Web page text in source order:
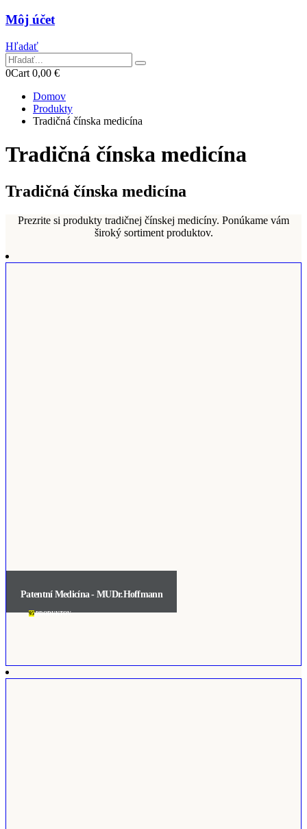
Môj účet
Hľadať
0Cart 0,00 €
Domov
Produkty
Tradičná čínska medicína
Tradičná čínska medicína
Tradičná čínska medicína
Prezrite si produkty tradičnej čínskej medicíny. Ponúkame vám
široký sortiment produktov.
Patentní Medicína - MUDr.Hoffmann
95PRODUKTOV